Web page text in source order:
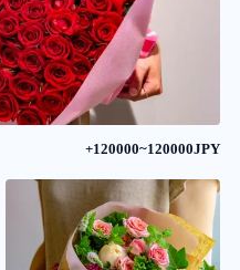
+120000~120000JPY